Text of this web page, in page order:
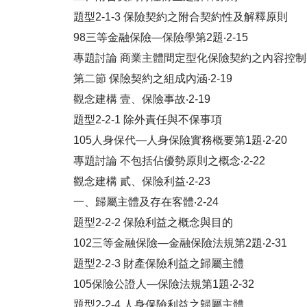
題型2-1-3 保險契約之附合契約性及解釋原則
98三等金融保險―保險學第2題‧2-15
專題討論 商業主體間定型化保險契約之內容控制
第二節 保險契約之組成內涵‧2-19
觀念建構 壹、保險事故‧2-19
題型2-2-1 除外責任與不保事項
105人身保代―人身保險實務概要第1題‧2-20
專題討論 不包括佔優勢原則之概念‧2-22
觀念建構 貳、保險利益‧2-23
一、歸屬主體及存在客體‧2-24
題型2-2-2 保險利益之概念與目的
102三等金融保險―金融保險法規第2題‧2-31
題型2-2-3 財產保險利益之歸屬主體
105保險公證人―保險法規第1題‧2-32
題型2-2-4 人身保險利益之歸屬主體